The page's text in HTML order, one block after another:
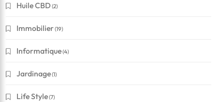
Huile CBD (2)
Immobilier(19)
Informatique(4)
Jardinage(1)
Life Style(7)